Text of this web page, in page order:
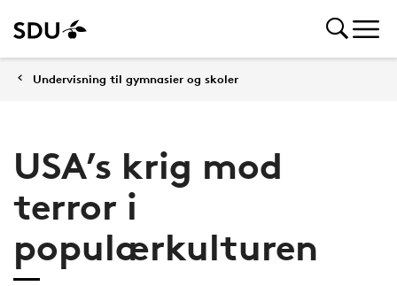
Undervisning til gymnasier og skoler
USA’s krig mod
terror i
populærkulturen